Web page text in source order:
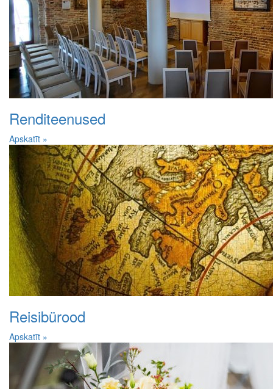
Renditeenused
Apskatīt »
Reisibürood
Apskatīt »